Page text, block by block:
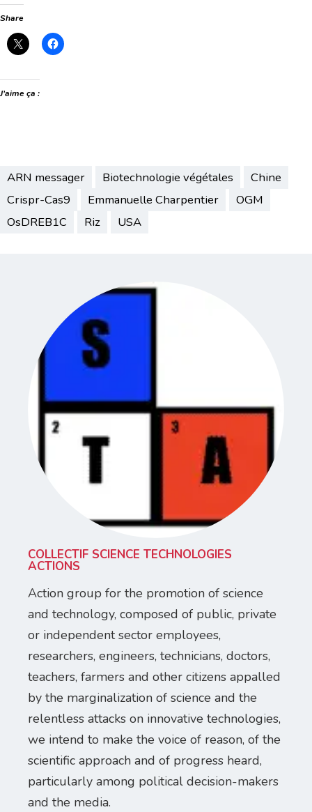
Share
J’aime ça :
ARN messager Biotechnologie végétales
Chine
Crispr-Cas9
Emmanuelle Charpentier
OGM
OsDREB1C
Riz USA
COLLECTIF SCIENCE TECHNOLOGIES
ACTIONS
Action group for the promotion of science
and technology, composed of public, private
or independent sector employees,
researchers, engineers, technicians, doctors,
teachers, farmers and other citizens appalled
by the marginalization of science and the
relentless attacks on innovative technologies,
we intend to make the voice of reason, of the
scientific approach and of progress heard,
particularly among political decision-makers
and the media.